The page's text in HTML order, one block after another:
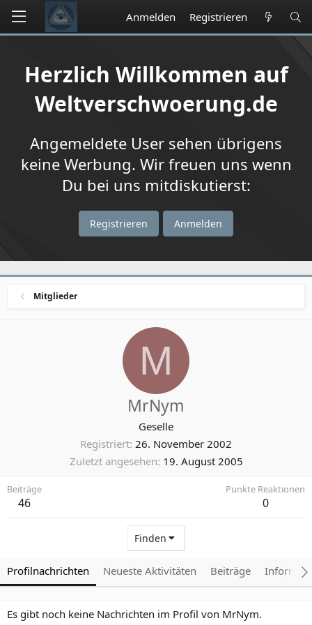
Anmelden Registrieren
Herzlich Willkommen auf
Weltverschwoerung.de
Angemeldete User sehen übrigens
keine Werbung. Wir freuen uns wenn
Du bei uns mitdiskutierst:
Registrieren Anmelden
Mitglieder
M
MrNym
Geselle
Registriert 26. November 2002
Zuletzt angesehen 19. August 2005
Beiträge
46
Punkte Reaktionen
0
Finden
Profilnachrichten Neueste Aktivitäten Beiträge
Es gibt noch keine Nachrichten im Profil von MrNym.